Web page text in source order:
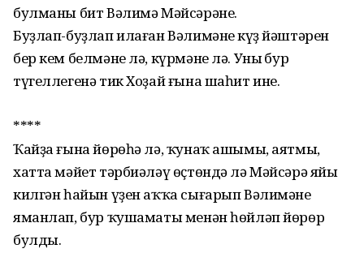
булманы бит Вәлимә Мәйсәрәнең.
Буҙлап-буҙлап илаған Вәлимәнең күҙ йәштәрен
бер кем белмәне лә, күрмәне лә. Уның бур
түгеллегенә тик Хоҙай ғына шаһит ине.
****
Ҡайҙа ғына йөрөһә лә, ҡунаҡ ашымы, аятмы,
хатта мәйет тәрбиәләү өҫтөндә лә Мәйсәрә яйы
килгән һайын үҙен аҡҡа сығарып Вәлимәне
яманлап, бур ҡушаматы менән һөйләп йөрөр
булды.